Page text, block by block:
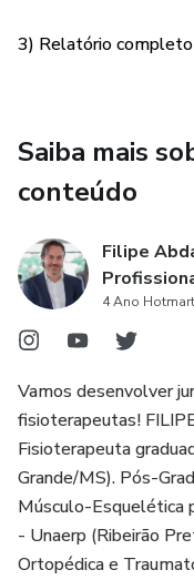
3) Relatório
Saiba mais
conteúdo
Filipe
4 Ano
Vamos desenvolver
fisioterapeutas!
Fisioterapeuta
Grande/MS). Pós-
Músculo-Esquelética
- Unaerp (Ribeirão
Ortopédica e